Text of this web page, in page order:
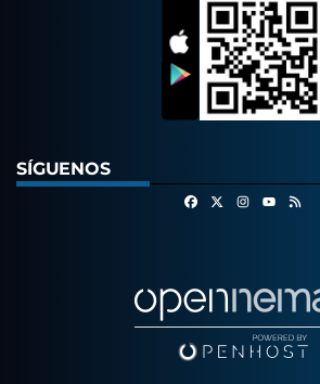
SÍGUENOS
FacebookInstagram